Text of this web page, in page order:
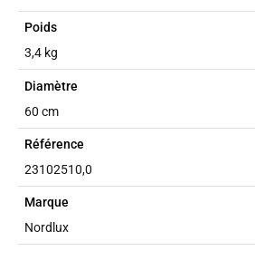
Poids
3,4 kg
Diamètre
60 cm
Référence
23102510,0
Marque
Nordlux